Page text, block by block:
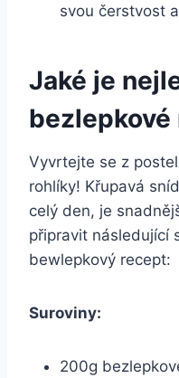
svou čerstvost
Jaké je
Vyvrtejte se z
rohlíky! Křupavá
celý den, je
připravit následující
bewlepkový recept:
Suroviny:
200g